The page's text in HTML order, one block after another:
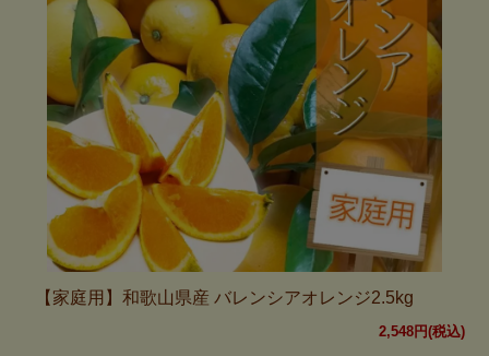
【家庭用】和歌山県産 バレンシアオレンジ2.5kg
2,548円(税込)